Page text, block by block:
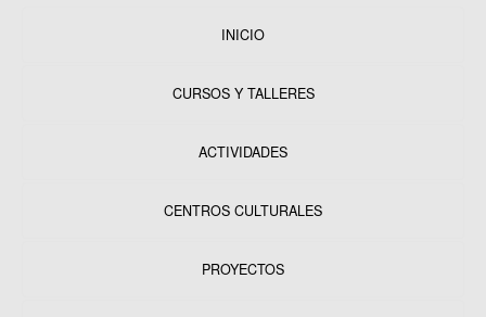
INICIO
CURSOS Y TALLERES
ACTIVIDADES
CENTROS CULTURALES
PROYECTOS